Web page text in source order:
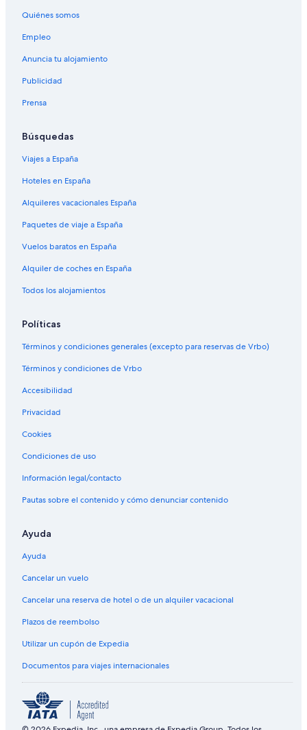
Quiénes somos
Empleo
Anuncia tu alojamiento
Publicidad
Prensa
Búsquedas
Viajes a España
Hoteles en España
Alquileres vacacionales España
Paquetes de viaje a España
Vuelos baratos en España
Alquiler de coches en España
Todos los alojamientos
Políticas
Términos y condiciones generales (excepto para reservas de Vrbo)
Términos y condiciones de Vrbo
Accesibilidad
Privacidad
Cookies
Condiciones de uso
Información legal/contacto
Pautas sobre el contenido y cómo denunciar contenido
Ayuda
Ayuda
Cancelar un vuelo
Cancelar una reserva de hotel o de un alquiler vacacional
Plazos de reembolso
Utilizar un cupón de Expedia
Documentos para viajes internacionales